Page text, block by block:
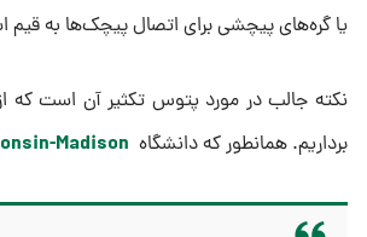
یا گره‌های پیچشی برای اتصال پیچک‌ها به قیم
نکته جالب در مورد پتوس تکثیر آن است که
برداریم. همانطور که دانشگاه Madison